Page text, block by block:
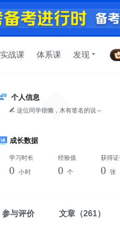
实战课 体系课 发现
个人信息
这位同学很懒，木有签名的说～
成长数据
学习时长
0 小时
经验值
0 个
获得
0 张
参与评价 文章 （261）